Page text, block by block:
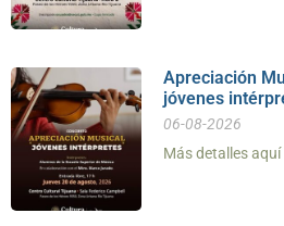
Apreciación
jóvenes
06-08-2026
Más detalles aquí